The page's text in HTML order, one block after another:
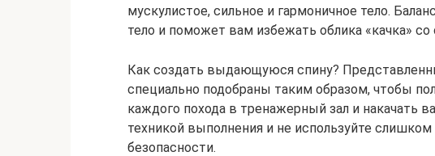
мускулистое, сильное и гармоничное тело.
тело и поможет вам избежать облика «качка» со
Как создать выдающуюся спину?
специально подобраны таким образом, чтобы
каждого похода в тренажерный зал и накачать
техникой выполнения и не используйте
безопасности.